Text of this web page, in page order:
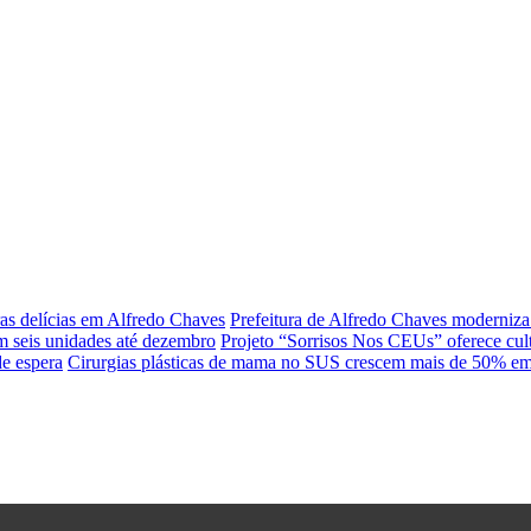
delícias em Alfredo Chaves Prefeitura de Alfredo Chaves
seis unidades até dezembro Projeto “Sorrisos Nos CEUs” oferece
espera Cirurgias plásticas de mama no SUS crescem mais de 50%